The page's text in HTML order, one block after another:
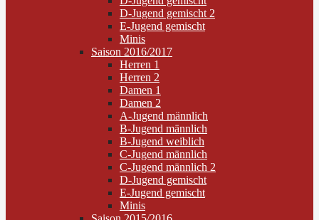
D-Jugend gemischt 2
E-Jugend gemischt
Minis
Saison 2016/2017
Herren 1
Herren 2
Damen 1
Damen 2
A-Jugend männlich
B-Jugend männlich
B-Jugend weiblich
C-Jugend männlich
C-Jugend männlich 2
D-Jugend gemischt
E-Jugend gemischt
Minis